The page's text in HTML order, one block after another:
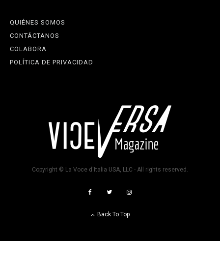
QUIÉNES SOMOS
CONTÁCTANOS
COLABORA
POLÍTICA DE PRIVACIDAD
Copyright © La Voce d'Italia USA, LLC - All rights reserved.
Back To Top